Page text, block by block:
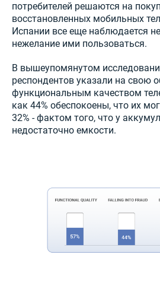
потребителей решаются на
восстановленных мобильных
Испании все еще наблюдается
нежелание ими пользоваться.
В вышеупомянутом
респондентов указали на свою
функциональным качеством
как 44% обеспокоены, что их
32% - фактом того, что у
недостаточно емкости.